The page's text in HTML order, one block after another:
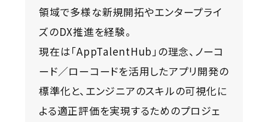
領域で多様な新規開拓やエンタープライ
ズのDX推進を経験。
現在は「AppTalentHub」の理念、ノーコ
ード／ローコードを活用したアプリ開発の
標準化と、エンジニアのスキルの可視化に
よる適正評価を実現するためのプロジェ